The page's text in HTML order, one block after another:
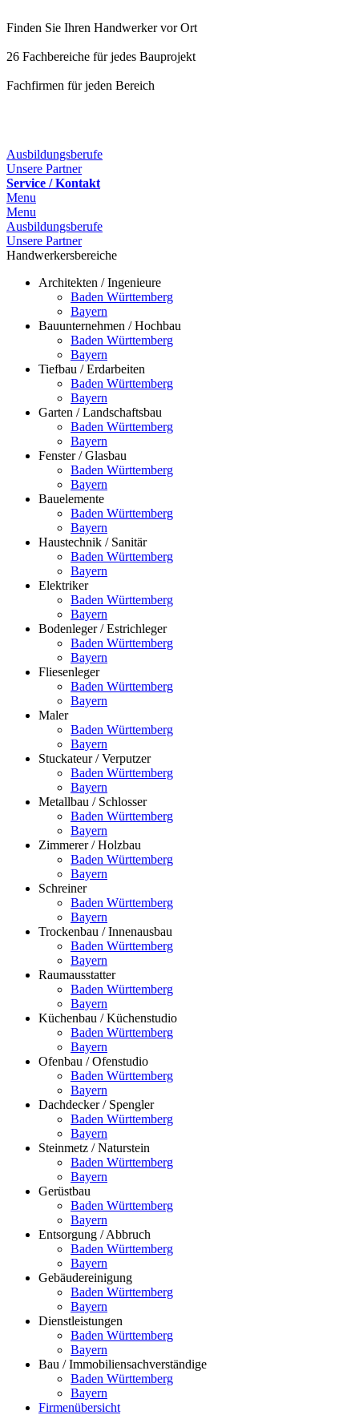
Finden Sie Ihren Handwerker vor Ort
26 Fachbereiche für jedes Bauprojekt
Fachfirmen für jeden Bereich
Ausbildungsberufe
Unsere Partner
Service / Kontakt
Menu
Menu
Ausbildungsberufe
Unsere Partner
Handwerkersbereiche
Architekten / Ingenieure
Baden Württemberg
Bayern
Bauunternehmen / Hochbau
Baden Württemberg
Bayern
Tiefbau / Erdarbeiten
Baden Württemberg
Bayern
Garten / Landschaftsbau
Baden Württemberg
Bayern
Fenster / Glasbau
Baden Württemberg
Bayern
Bauelemente
Baden Württemberg
Bayern
Haustechnik / Sanitär
Baden Württemberg
Bayern
Elektriker
Baden Württemberg
Bayern
Bodenleger / Estrichleger
Baden Württemberg
Bayern
Fliesenleger
Baden Württemberg
Bayern
Maler
Baden Württemberg
Bayern
Stuckateur / Verputzer
Baden Württemberg
Bayern
Metallbau / Schlosser
Baden Württemberg
Bayern
Zimmerer / Holzbau
Baden Württemberg
Bayern
Schreiner
Baden Württemberg
Bayern
Trockenbau / Innenausbau
Baden Württemberg
Bayern
Raumausstatter
Baden Württemberg
Bayern
Küchenbau / Küchenstudio
Baden Württemberg
Bayern
Ofenbau / Ofenstudio
Baden Württemberg
Bayern
Dachdecker / Spengler
Baden Württemberg
Bayern
Steinmetz / Naturstein
Baden Württemberg
Bayern
Gerüstbau
Baden Württemberg
Bayern
Entsorgung / Abbruch
Baden Württemberg
Bayern
Gebäudereinigung
Baden Württemberg
Bayern
Dienstleistungen
Baden Württemberg
Bayern
Bau / Immobiliensachverständige
Baden Württemberg
Bayern
Firmenübersicht